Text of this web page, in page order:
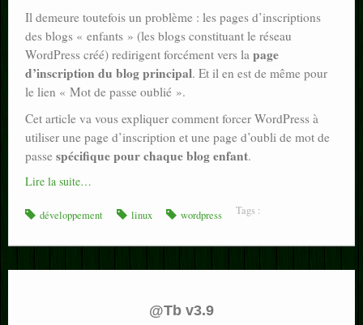
Il demeure toutefois un problème : les pages d’inscriptions
des blogs « enfants » (les blogs constituant le réseau
WordPress créé) redirigent forcément vers la page
d’inscription du blog principal. Et il en est de même pour
le lien « Mot de passe oublié ».
Cet article va vous expliquer comment forcer WordPress à
utiliser une page d’inscription et une page d’oubli de mot de
passe spécifique pour chaque blog enfant.
Lire la suite…
Tags :
développement linux wordpress
@Tb v3.9